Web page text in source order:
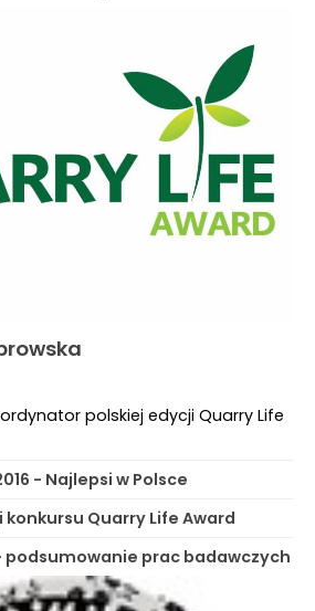
polskiej edycji Quarry Life
- Najlepsi w Polsce
konkursu Quarry Life Award
podsumowanie prac badawczych